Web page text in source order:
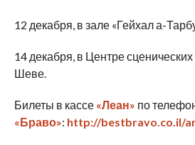
12 декабря, в зале «Гейхал а-
14 декабря, в Центре
Шеве.
Билеты в кассе «Леан» по
«Браво»: http://bestbravo.co.il/